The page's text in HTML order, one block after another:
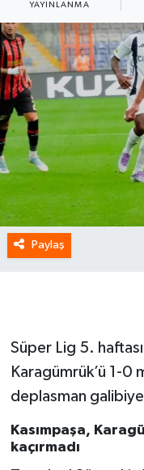
YAYINLANMA
Paylaş
Süper Lig 5.
Karagümrük’ü 1-0
deplasman
Kasımpaşa,
kaçırmadı